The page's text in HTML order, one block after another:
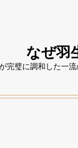
なぜ羽
完璧に調和した一